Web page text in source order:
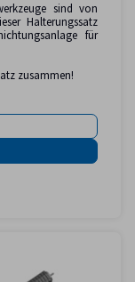
sind von
Halterungssatz
für
zusammen!